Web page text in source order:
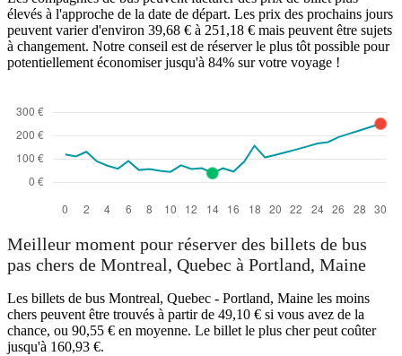
élevés à l'approche de la date de départ. Les prix des prochains jours
peuvent varier d'environ 39,68 € à 251,18 € mais peuvent être sujets
à changement. Notre conseil est de réserver le plus tôt possible pour
potentiellement économiser jusqu'à 84% sur votre voyage !
Meilleur moment pour réserver des billets de bus
pas chers de Montreal, Quebec à Portland, Maine
Les billets de bus Montreal, Quebec - Portland, Maine les moins
chers peuvent être trouvés à partir de 49,10 € si vous avez de la
chance, ou 90,55 € en moyenne. Le billet le plus cher peut coûter
jusqu'à 160,93 €.